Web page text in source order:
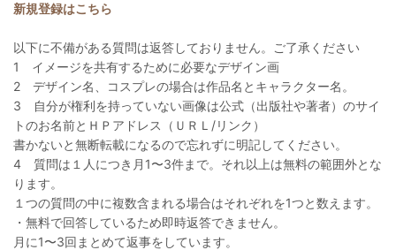
新規登録はこちら
以下に不備がある質問は返答しておりません。ご了承ください
1 イメージを共有するために必要なデザイン画
2 デザイン名、コスプレの場合は作品名とキャラクター名。
3 自分が権利を持っていない画像は公式（出版社や著者）のサイ
トのお名前とＨＰアドレス（ＵＲＬ/リンク）
書かないと無断転載になるので忘れずに明記してください。
4 質問は１人につき月1〜3件まで。それ以上は無料の範囲外とな
ります。
１つの質問の中に複数含まれる場合はそれぞれを1つと数えます。
・無料で回答しているため即時返答できません。
月に1〜3回まとめて返事をしています。